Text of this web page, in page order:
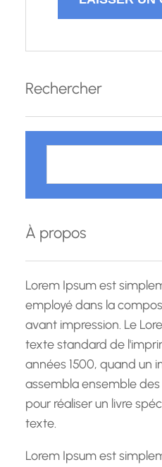
Rechercher
h
r
c
h
À propos
Lorem Ipsum est
employé dans la
avant impression. Le
texte standard de
années 1500, quand un
assembla ensemble
pour réaliser un livre
texte.
Lorem Ipsum est